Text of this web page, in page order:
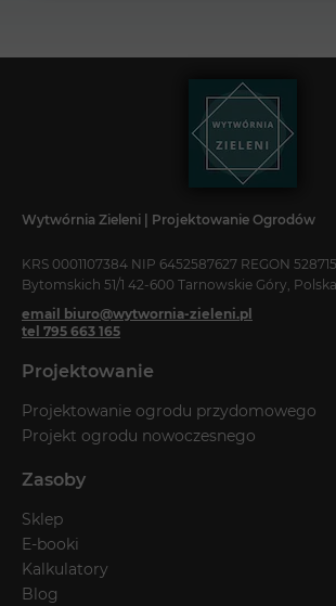
Wytwórnia Zieleni | Projektowanie Ogrodów
KRS 0001107384 NIP 6452587627 REGON
Bytomskich 51/1 42-600 Tarnowskie Góry, Polska
email biuro@wytwornia-zieleni.pl
tel 795 663 165
Projektowanie
Projektowanie ogrodu przydomowego
Projekt ogrodu nowoczesnego
Zasoby
Sklep
E-booki
Kalkulatory
Blog